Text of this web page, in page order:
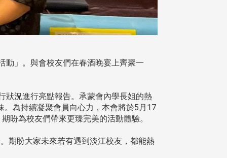
」。與會校友們在春酒晚宴上齊聚一
況進行亮點報告。承蒙會內學長姐的熱
為持續凝聚會員向心力，本會將於5月17
盼為校友們帶來更臻完美的活動體驗。
期盼大家未來若有遇到淡江校友，都能熱